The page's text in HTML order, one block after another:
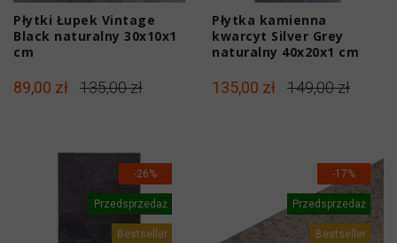
Płytki Łupek Vintage
Black naturalny 30x10x1
cm
89,00 zł 135,00 zł
Płytka kamienna
kwarcyt Silver Grey
naturalny 40x20x1 cm
135,00 zł 149,00 zł
-26%
Przedsprzedaż
Bestseller
-17%
Przedsprzedaż
Bestseller